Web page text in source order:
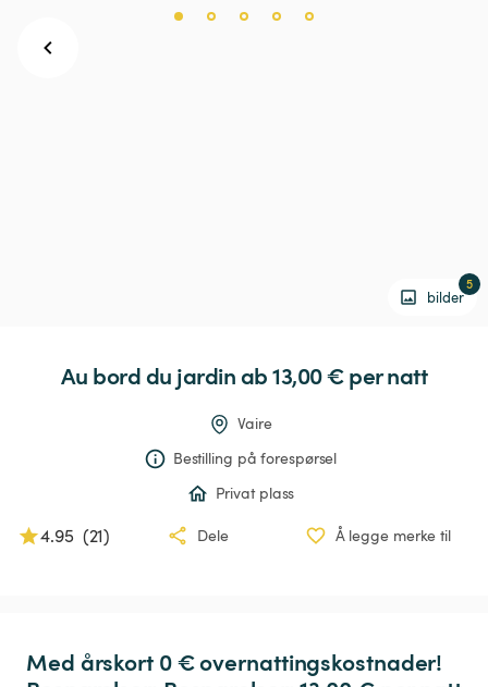
bilder
5
Au borddu jardin ab 13,00 € per natt
Vaire
Bestilling på forespørsel
Privat plass
4.95 (21) Dele Å legge merke til
Med årskort 0 € overnattingskostnader!